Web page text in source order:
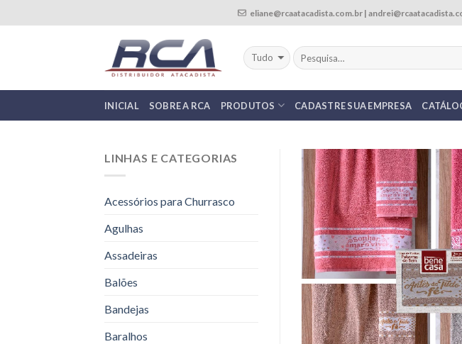
to
eliane@rcaatacadista.com.br |
INICIAL SOBRE A RCA PRODUTOS CADASTRE SUA EMPRESA
LINHAS E CATEGORIAS
Acessórios para Churrasco
Agulhas
Assadeiras
Balões
Bandejas
Baralhos